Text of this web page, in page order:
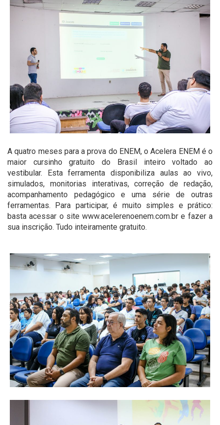
A quatro meses para a prova do ENEM, o Acelera ENEM é o
maior cursinho gratuito do Brasil inteiro voltado ao
vestibular. Esta ferramenta disponibiliza aulas ao vivo,
simulados, monitorias interativas, correção de redação,
acompanhamento pedagógico e uma série de outras
ferramentas. Para participar, é muito simples e prático:
basta acessar o site www.acelerenoenem.com.br e fazer a
sua inscrição. Tudo inteiramente gratuito.